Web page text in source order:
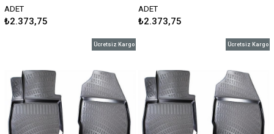
ADET
₺2.373,75
ADET
₺2.373,75
Ücretsiz Kargo Ücretsiz Kargo